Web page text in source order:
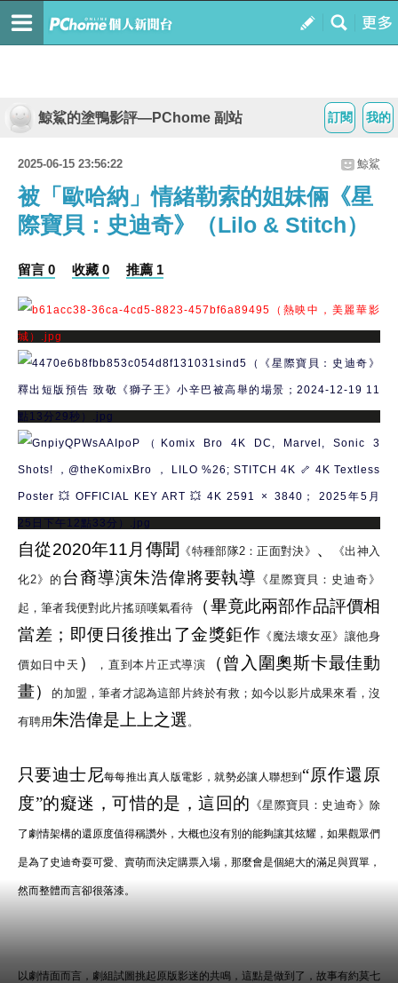
我的
訂閱
鯨鯊的塗鴨影評—PChome 副站
2025-06-15 23:56:22 鯨鯊
被「歐哈納」情緒勒索的姐妹倆《星
際寶貝：史迪奇》（Lilo & Stitch）
留言 0 收藏 0 推薦 1
自從2020年11 月傳聞 《特種部隊2：正面對決》 、 《出神入
化2》的 台裔導演朱浩偉將要執導 《星際寶貝：史迪奇》
起，筆者我便對此片搖頭嘆氣看待
（畢竟此兩部作品評價相
當差；即便日後推出了金獎鉅作 《 魔法壞女巫》讓他身
價如日中天 ） ，直到本片正式導演
（曾入圍奧斯卡最佳動
畫）
的加盟，筆者才認為這部片終於有救；如今以影片成果來看，沒
有聘用朱浩偉是上上之選 。
只要迪士尼每每推出真人版電影，就勢必讓人聯想到 “原作還原
度”的癡迷，可惜的是，這回的 《星際寶貝：史迪奇》 除
了劇情架構的還原度值得稱讚外，大概也沒有別的能夠讓其炫耀，如果觀眾們
是為了史迪奇耍可愛、賣萌而決定購票入場，那麼會是個絕大的滿足與買單，
然而整體而言卻很落漆。
以劇情面而言，劇組試圖挑起原版影迷的共鳴，這點是做到了，故事有約莫七